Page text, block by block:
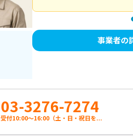
事業者の
03-3276-7274
受付10:00〜16:00（土・日・祝日を...